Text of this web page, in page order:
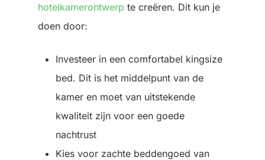
hotelkamerontwerp te creëren. Dit kun je
doen door:
Investeer in een comfortabel kingsize
bed. Dit is het middelpunt van de
kamer en moet van uitstekende
kwaliteit zijn voor een goede
nachtrust
Kies voor zachte beddengoed van